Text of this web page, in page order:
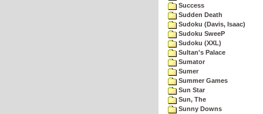
Success
Sudden Death
Sudoku (Davis, Isaac)
Sudoku SweeP
Sudoku (XXL)
Sultan's Palace
Sumator
Sumer
Summer Games
Sun Star
Sun, The
Sunny Downs